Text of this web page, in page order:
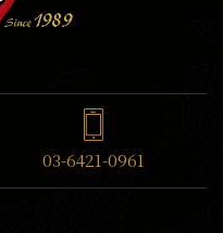
03-6421-0961